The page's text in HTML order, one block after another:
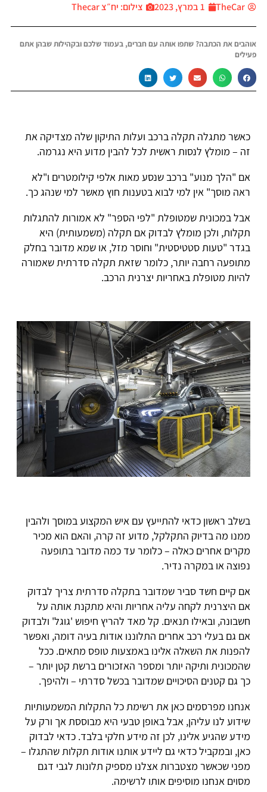
TheCar 1 במרץ, 2023 צילום: יח״צ Thecar
אוהבים את הכתבה? שתפו אותה עם חברים, בעמוד שלכם ובקהילות שבהן אתם
פעילים
כאשר מתגלה תקלה ברכב ועלות התיקון שלה מצדיקה את
זה – מומלץ לנסות ראשית לכל להבין מדוע היא נגרמה.
אם "הלך מנוע" ברכב שנסע מאות אלפי קילומטרים ו"לא
ראה מוסך" אין למי לבוא בטענות חוץ מאשר למי שנהג כך.
אבל במכונית שמטופלת "לפי הספר" לא אמורות להתגלות
תקלות, ולכן מומלץ לבדוק אם תקלה (משמעותית) היא
בגדר "טעות סטטיסטית" וחוסר מזל, או שמא מדובר בחלק
מתופעה רחבה יותר, כלומר שזאת תקלה סדרתית שאמורה
להיות מטופלת באחריות יצרנית הרכב.
בשלב ראשון כדאי להתייעץ עם איש המקצוע במוסך ולהבין
ממנו מה בדיוק התקלקל, מדוע זה קרה, והאם הוא מכיר
מקרים אחרים כאלה – כלומר עד כמה מדובר בתופעה
נפוצה או במקרה נדיר.
אם קיים חשד סביר שמדובר בתקלה סדרתית צריך לבדוק
אם היצרנית לקחה עליה אחריות והיא מתקנת אותה על
חשבונה, ובאילו תנאים. קל מאד להריץ חיפוש 'גוגל' ולבדוק
אם גם בעלי רכב אחרים התלוננו אודות בעיה דומה, ואפשר
להפנות את השאלה אלינו באמצעות טופס מתאים. ככל
שהמכונית ותיקה יותר ומספר האזכורים ברשת קטן יותר –
כך גם קטנים הסיכויים שמדובר בכשל סדרתי – ולהיפך.
אנחנו מפרסמים כאן את רשימת כל התקלות המשמעותיות
שידוע לנו עליהן, אבל באופן טבעי היא מבוססת אך ורק על
מידע שהגיע אלינו, לכן זה מידע חלקי בלבד. כדאי לבדוק
כאן, ובמקביל כדאי גם ליידע אותנו אודות תקלות שהתגלו –
מפני שכאשר מצטברות אצלנו מספיק תלונות לגבי דגם
מסוים אנחנו מוסיפים אותו לרשימה.